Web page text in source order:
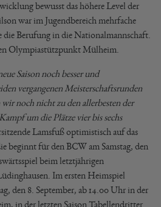
bewusst das höhere Level der
war im Jugendbereich mehrfache
die Berufung in die Nationalmannschaft.
Olympiastützpunkt Mülheim.
Saison noch besser und
vergangenen Meisterschaftsrunden
noch nicht zu den allerbesten der
um die Plätze vier bis sechs
Lamsfuß optimistisch auf das
beginnt für den BCW am Samstag, den
beim letztjährigen
Im ersten Heimspiel
den 8. September, ab 14.00 Uhr in der
in der letzten Saison Tabellendritter.